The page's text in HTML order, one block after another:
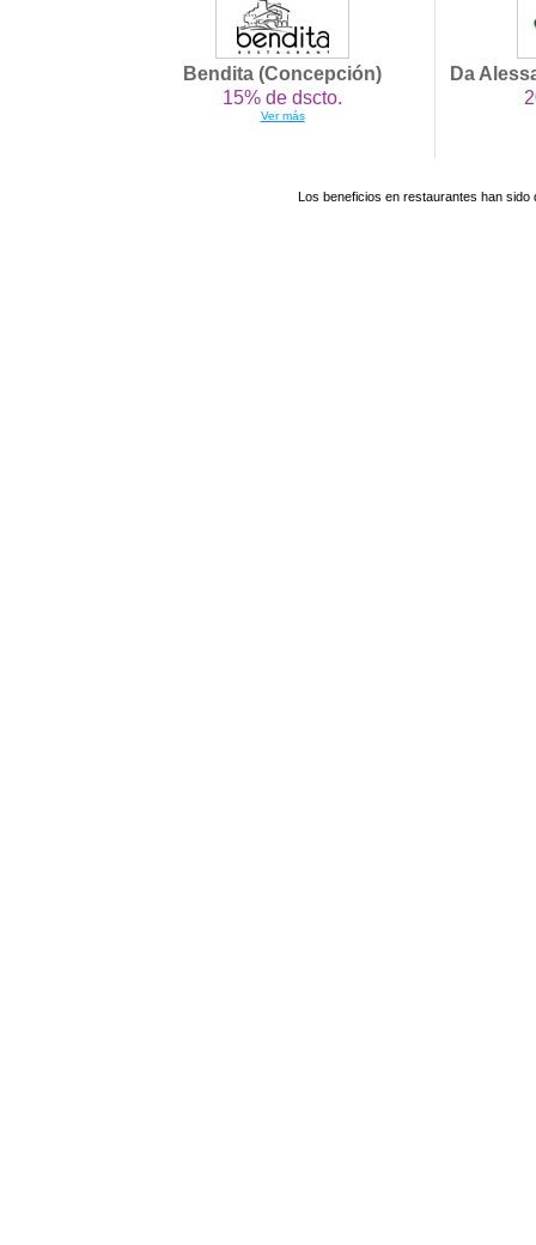
Bendita (Concepción)
15% de dscto.
Ver más
Da
Los beneficios en restaurantes han sido